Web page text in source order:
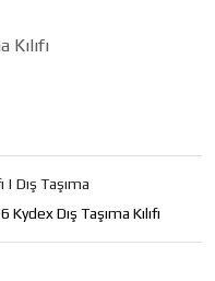
Kılıfı
| Dış Taşıma
Dış Taşıma Kılıfı